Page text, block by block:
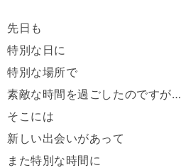
先日も
特別な日に
特別な場所で
素敵な時間を過ごしたのですが…
そこには
新しい出会いがあって
また特別な時間に